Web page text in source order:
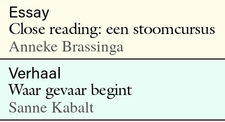
Essay
Close reading: een stoomcursus
Anneke Brassinga
Verhaal
Waar gevaar begint
Sanne Kabalt